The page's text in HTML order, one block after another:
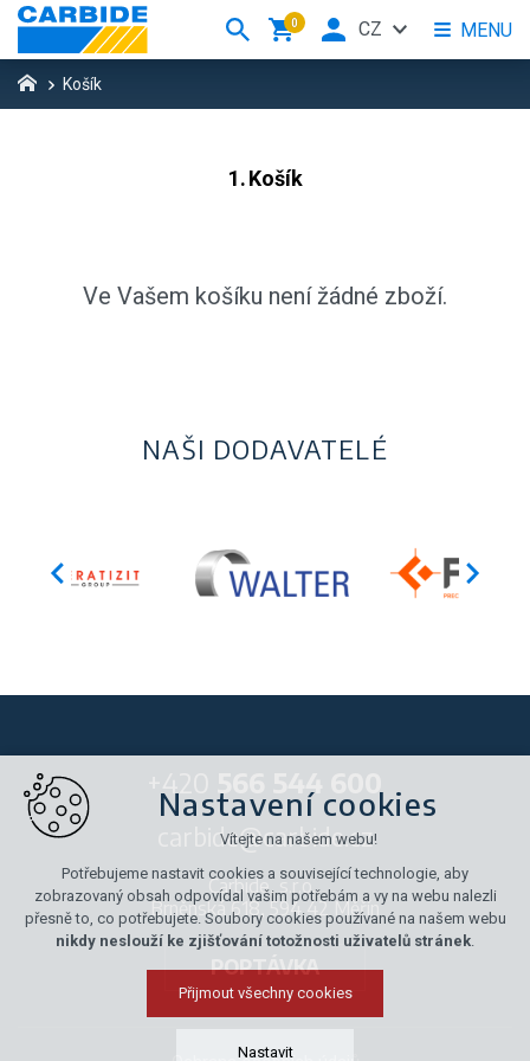
Košík
Košík
Ve Vašem košíku není žádné zboží.
NAŠI DODAVATELÉ
carbide@carbide.cz
Carbide, s.r.o.,
Brněnská 618, 594 42 Měřín
POPTÁVKA
0 MENU
CZ
Nastavení cookies
Vítejte na našem webu!
Potřebujeme nastavit cookies a související technologie, aby
zobrazovaný obsah odpovídal vašim potřebám a vy na webu nalezli
přesně to, co potřebujete. Soubory cookies používané na našem webu
nikdy neslouží ke zjišťování totožnosti uživatelů stránek.
Přijmout všechny cookies
Nastavit